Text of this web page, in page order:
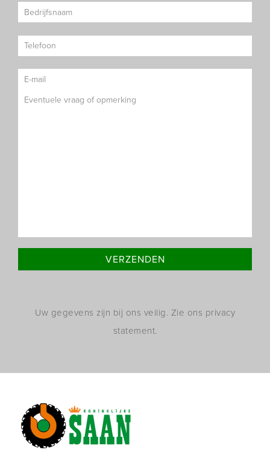
Uw gegevens zijn bij ons veilig. Zie ons privacy
statement.